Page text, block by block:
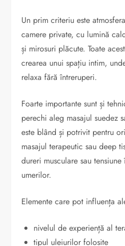
Un prim criteriu este
camere private, cu lumină
și mirosuri plăcute. Toate
crearea unui spațiu intim,
relaxa fără întreruperi.
Foarte importante sunt și
perechi aleg masajul suedez
este blând și potrivit pentru
masajul terapeutic sau deep
dureri musculare sau
umerilor.
Elemente care pot influența
nivelul de experiență al
tipul uleiurilor folosite